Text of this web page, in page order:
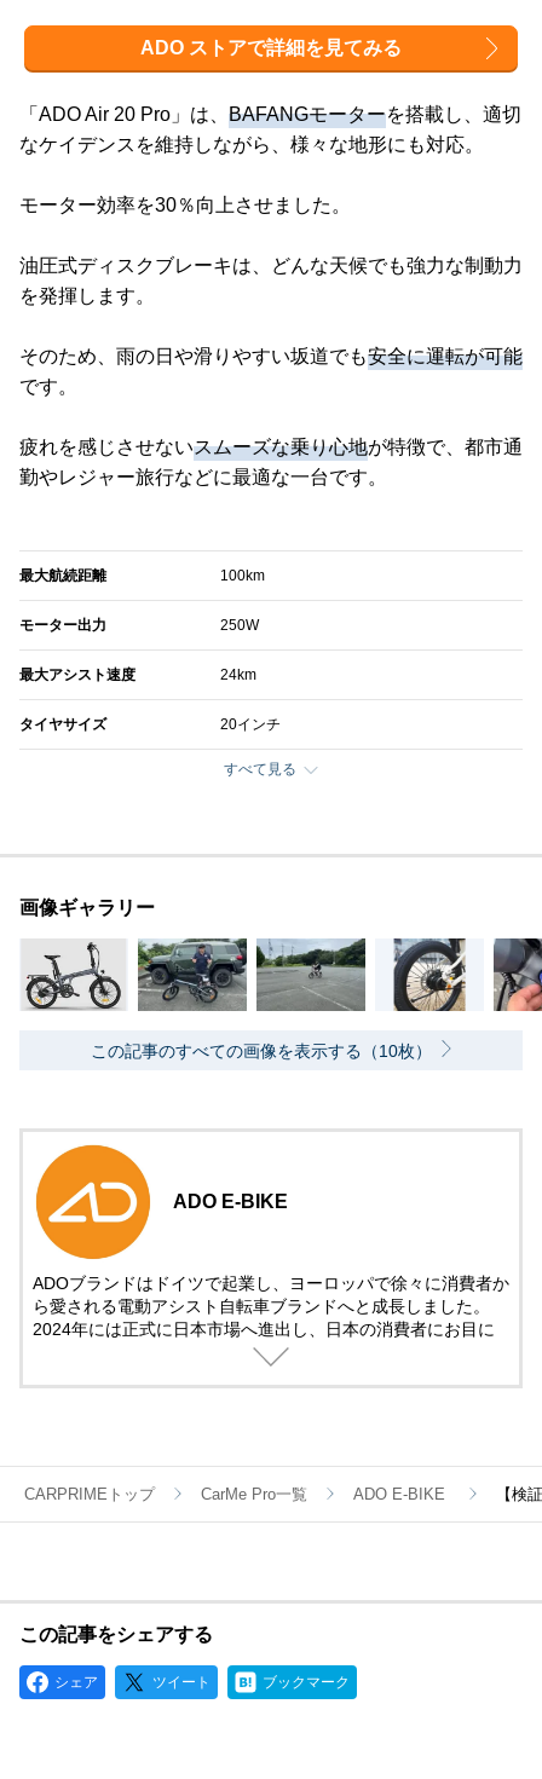
ADO ストアで詳細を見てみる
「ADO Air 20 Pro」は、 BAFANGモーターを搭載し、適切
なケイデンスを維持しながら、様々な地形にも対応。
モーター効率を30％向上させました。
油圧式ディスクブレーキは、どんな天候でも強力な制動力
を発揮します。
そのため、雨の日や滑りやすい坂道でも安全に運転が可能
です。
疲れを感じさせないスムーズな乗り心地が特徴で、都市通
勤やレジャー旅行などに最適な一台です。
最大航続距離 100km
モーター出力 250W
最大アシスト速度 24km
タイヤサイズ 20インチ
すべて見る
画像ギャラリー
この記事のすべての画像を表示する（10枚）
ADO E-BIKE
ADOブランドはドイツで起業し、ヨーロッパで徐々に消費者か
ら愛される電動アシスト自転車ブランドへと成長しました。
2024年には正式に日本市場へ進出し、日本の消費者にお目に
ます。
ADOは、環境への配慮と卓越した製品品質に焦点を当て、持続
可能な未来の実現に貢献しています。
ADOは若いブランドではありますが、電動アシスト自転車の品
質において、他社に引けを取らない自信がございます。
CARPRIMEトップ CarMe Pro一覧 ADO E-BIKE 【検
この記事をシェアする
シェア ツイート ブックマーク